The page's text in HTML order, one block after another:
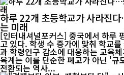
하루 22개 초등학교가 사라진
는 미래
[인터내셔널포커스] 중국에서 하루
고 있다. 학생 수 증가에 맞춰 학교
과 학령인구 감소에 대응하는 교육
육계는 이를 단순한 폐교가 아닌 '규
전환되는 역사...